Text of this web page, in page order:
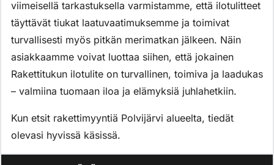
viimeisellä tarkastuksella varmistamme, että ilotulitteet
täyttävät tiukat laatuvaatimuksemme ja toimivat
turvallisesti myös pitkän merimatkan jälkeen. Näin
asiakkaamme voivat luottaa siihen, että jokainen
Rakettitukun ilotulite on turvallinen, toimiva ja laadukas
– valmiina tuomaan iloa ja elämyksiä juhlahetkiin.
Kun etsit rakettimyyntiä Polvijärvi alueelta, tiedät
olevasi hyvissä käsissä.